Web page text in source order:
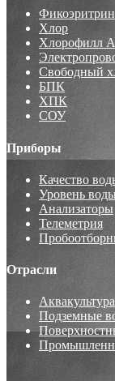
Фикоэритрин
Хлор
Хлорофилл А
Свободный
БПК
ХПК
СОУ
Приборы
Качество
Уровень воды
Анализаторы
Телеметрия
Отрасли
Аквакультура
Подземные